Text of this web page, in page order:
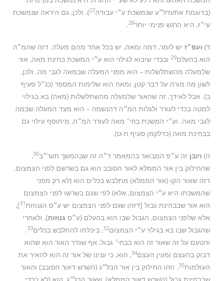
(בדוגמת אתעדל״ע שנמשכת ע״י עבודה27). ולכן, גם היראה שנמשכת
עי״ז, היא הרגש פנימי יותר28
.
ד) ועפ״ז יש לומר, דמה ומאה, יש בכל אחד מהם מעלה. דזה שהמ״ה
הוא בהעלם29 ובכדי שיבוא לגילוי הוא ע״י המשכת בחינת מאה, אור
שלמעלה מהשתלשלות – הוא מפני המעלה שבמאה לגבי מה. ולכן,
לשון מה מורה על דבר קטן, ומאה הוא שלימות המספר (כנ״ל סעיף
ב). אבל לאידך, זה שהאור שלמעלה מהשתלשלות (מאה) בא בגילוי
למטה בכדי לעורר ולגלות המ״ה דהנשמה – הוא מצד המעלה שבמה
לגבי מאה. וע״י המשכת בחי׳ מאה לעורר המ״ה, מיתוסף עילוי גם
בבחינת מאה (כדלקמן סעיף ח-ט).
ה) ויובן זה ע״פ המבואר בהמאמר ד״ה זה שבהמשך תער״ב30
,
שהחילוק בין אור הממלא לאור הסובב הוא גם בשרשם לפני הצמצום.
דזה שאור הקו (אור הממלא) מתלבש בכלים הוא (לא רק מפני
שהמשכתו היא ע״י הצמצום, אלא) לפי שגם בשרשו לפני הצמצום
הוא אור שבבחינת גבול [דזהו שגם לפני הצמצום יש ע״ס הגנוזות31
],
אלא שלפני הצמצום, הגבול שבו הוא בהעלם (ע״סגנוזות), ולאחרי
שהגבול שבו בא בגילוי ע״י הצמצום32, ביכלתו להתלבש בכלים33
.
והטעם על זה שאור זה הוא בבחי׳ גבול, אף שגדר האור הוא שהוא
דבוק בהעצם ומעין העצם34, הוא, כי ענינו של אור זה הוא להאיר את
העולמות35. וזהו החילוק בין אור הבל״ג (השרש דאור הסובב) והאור